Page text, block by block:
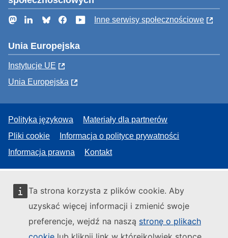
Ta strona korzysta z plików cookie. Aby
uzyskać więcej informacji i zmienić swoje
preferencje, wejdź na naszą stronę o plikach
MastodonLinkedInBlueskyFacebookYouTube
Inne serwisy społecznościowe
Unia Europejska
Instytucje UE
Unia Europejska
Polityka językowa
Materiały dla partnerów
Pliki cookie
Informacja o polityce prywatności
Informacja prawna
Kontakt